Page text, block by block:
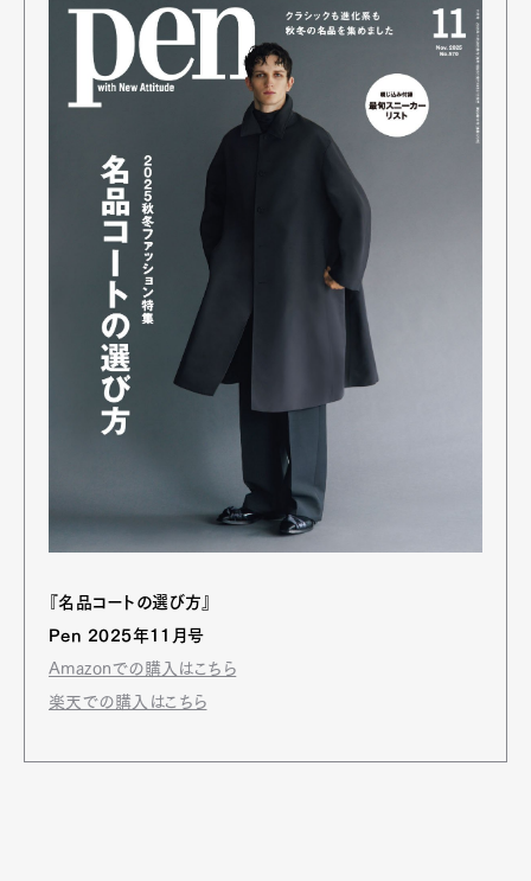
『名品コートの選び方』
Pen 2025年11月号
Amazonでの購入はこちら
楽天での購入はこちら